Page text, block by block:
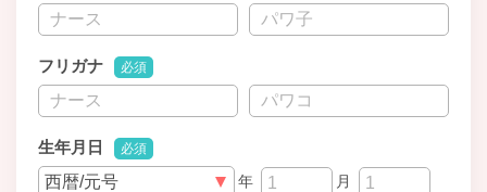
フリガナ 必須
生年月日 必須
年
月